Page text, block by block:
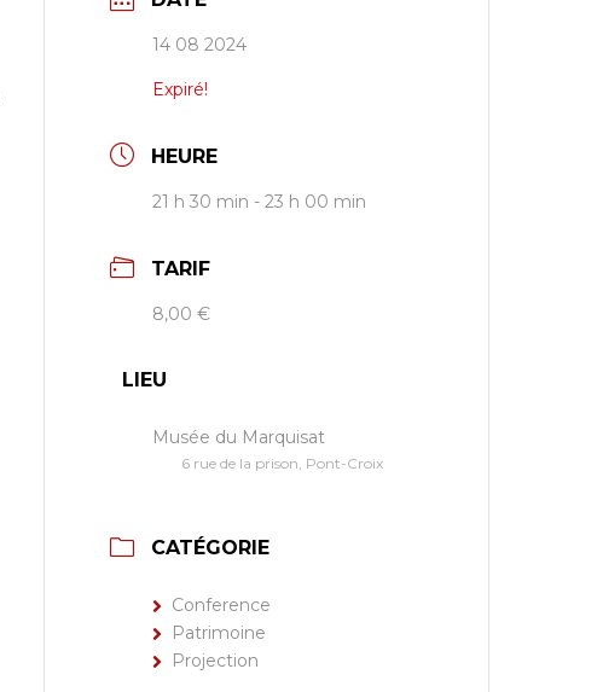
14 08 2024
Expiré!
HEURE
21 h 30 min - 23 h 00 min
TARIF
8,00 €
LIEU
Musée du Marquisat
6 rue de la prison, Pont-Croix
CATÉGORIE
Conference
Patrimoine
Projection